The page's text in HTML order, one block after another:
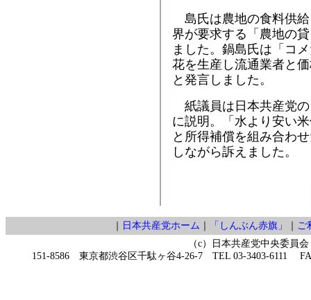
島氏は農地の食料供
界が要求する「農地の
ました。鍋島氏は「コ
花を生産し流通業者と
と発言しました。
紙議員は日本共産党
に説明。「水より安い
と所得補償を組み合わ
しながら訴えました。
日本共産党ホーム 「しんぶん赤旗」
ご
（c）日本共産党中央委員会
151-8586 東京都渋谷区千駄ヶ谷4-26-7 TEL 03-3403-6111